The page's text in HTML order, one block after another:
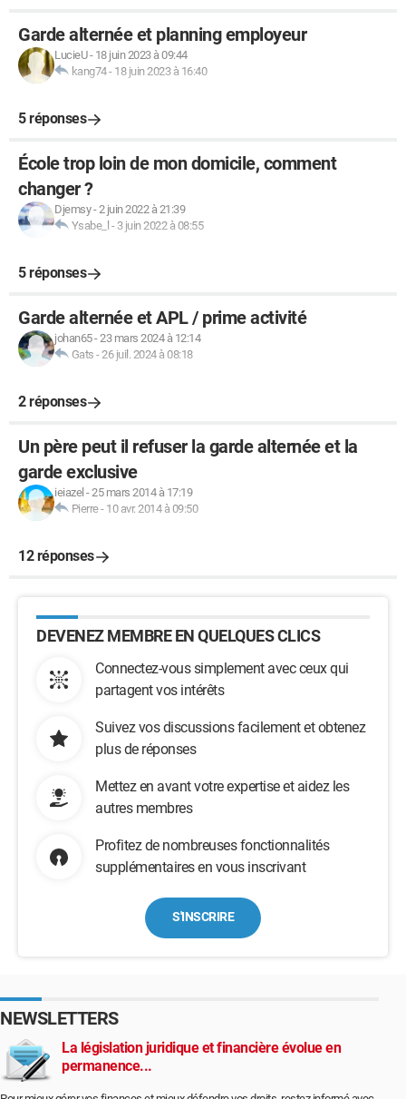
Garde alternée et planning employeur
LucieU- 18 juin 2023 à 09:44
kang74- 18 juin 2023 à 16:40
5 réponses
École trop loin de mon domicile, comment
changer ?
Djemsy-2 juin 2022 à 21:39
Ysabe_l - 3 juin 2022 à 08:55
5 réponses
Garde alternée et APL / prime activité
johan65-23 mars 2024 à 12:14
Gats -26 juil. 2024 à 08:18
2 réponses
Un père peut il refuser la garde alternée et la
garde exclusive
ieiazel -25 mars 2014 à 17:19
Pierre- 10 avr. 2014 à 09:50
12 réponses
DEVENEZ MEMBRE EN QUELQUES CLICS
Connectez-vous simplement avec ceux qui
partagent vos intérêts
Suivez vos discussions facilement et obtenez
plus de réponses
Mettez en avant votre expertise et aidez les
autres membres
Profitez de nombreuses fonctionnalités
supplémentaires en vous inscrivant
S'INSCRIRE
NEWSLETTERS
La législation juridique et financière évolue en
permanence...